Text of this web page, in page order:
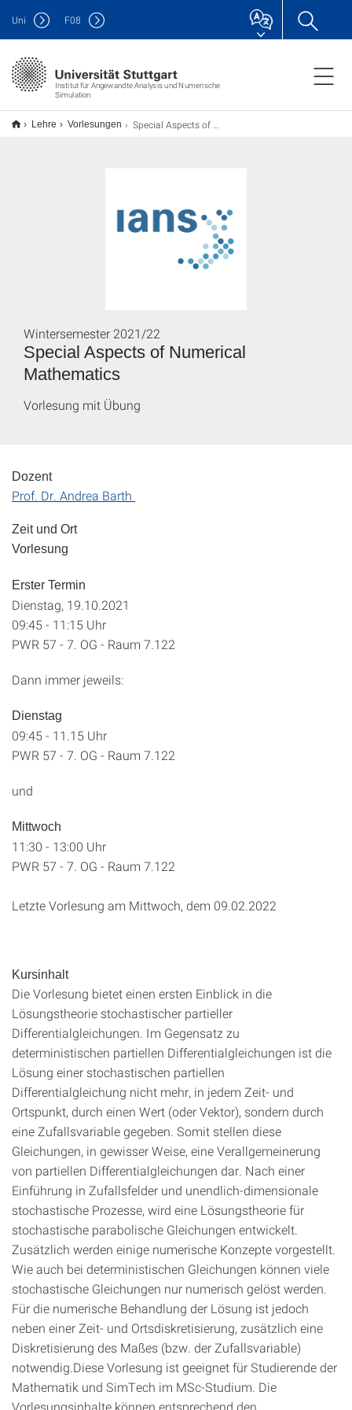
Institut für Angewandte Analysis und Numerische
Simulation
Uni F08
Lehre Vorlesungen Special Aspects of Numerical Mathematics
Special Aspects of Numerical
Mathematics
Wintersemester 2021/22
Vorlesung mit Übung
Dozent
Prof. Dr. Andrea Barth
Zeit und Ort
Vorlesung
Erster Termin
Dienstag, 19.10.2021
09:45 - 11:15 Uhr
PWR 57 - 7. OG - Raum 7.122
Dann immer jeweils:
Dienstag
09:45 - 11.15 Uhr
PWR 57 - 7. OG - Raum 7.122
und
Mittwoch
11:30 - 13:00 Uhr
PWR 57 - 7. OG - Raum 7.122
Letzte Vorlesung am Mittwoch, dem 09.02.2022
Kursinhalt
Die Vorlesung bietet einen ersten Einblick in die
Lösungstheorie stochastischer partieller
Differentialgleichungen. Im Gegensatz zu
deterministischen partiellen Differentialgleichungen ist die
Lösung einer stochastischen partiellen
Differentialgleichung nicht mehr, in jedem Zeit- und
Ortspunkt, durch einen Wert (oder Vektor), sondern durch
eine Zufallsvariable gegeben. Somit stellen diese
Gleichungen, in gewisser Weise, eine Verallgemeinerung
von partiellen Differentialgleichungen dar. Nach einer
Einführung in Zufallsfelder und unendlich-dimensionale
stochastische Prozesse, wird eine Lösungstheorie für
stochastische parabolische Gleichungen entwickelt.
Zusätzlich werden einige numerische Konzepte vorgestellt.
Wie auch bei deterministischen Gleichungen können viele
stochastische Gleichungen nur numerisch gelöst werden.
Für die numerische Behandlung der Lösung ist jedoch
neben einer Zeit- und Ortsdiskretisierung, zusätzlich eine
Diskretisierung des Maßes (bzw. der Zufallsvariable)
notwendig.Diese Vorlesung ist geeignet für Studierende der
Mathematik und SimTech im MSc-Studium. Die
Vorlesungsinhalte können entsprechend den